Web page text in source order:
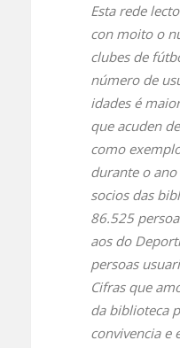
Esta rede
con moito o
clubes de
número de
idades é
que acuden
como
durante o
socios das
86.525
aos do
persoas
Cifras que
da biblioteca
convivencia e